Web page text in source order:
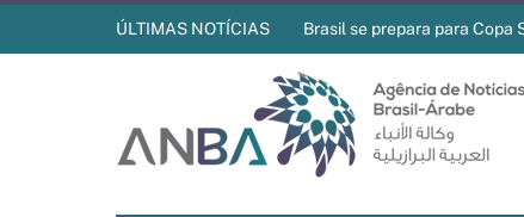
ÚLTIMAS NOTÍCIAS Brasil se prepara para Copa